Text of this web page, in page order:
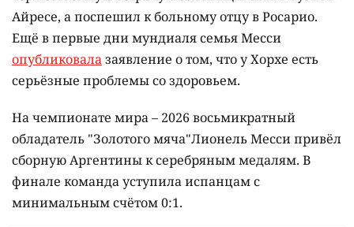
Айресе, а поспешил к больному отцу в Росарио.
Ещё в первые дни мундиаля семья Месси
опубликовалазаявление о том, что у Хорхе есть
серьёзные проблемы со здоровьем.
На чемпионате мира – 2026 восьмикратный
обладатель "Золотого мяча"Лионель Месси привёл
сборную Аргентины к серебряным медалям. В
финале команда уступила испанцам с
минимальным счётом 0:1.